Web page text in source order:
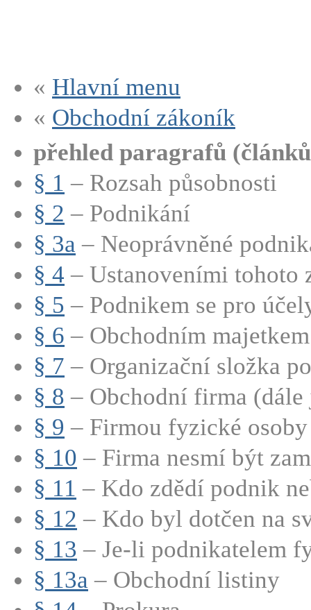
« Hlavní menu
« Obchodní zákoník
přehled paragrafů
§ 1 – Rozsah působnosti
§ 2 – Podnikání
§ 3a – Neoprávněné
§ 4 – Ustanoveními tohoto
§ 5 – Podnikem se pro
§ 6 – Obchodním
§ 7 – Organizační složka
§ 8 – Obchodní firma
§ 9 – Firmou fyzické
§ 10 – Firma nesmí být
§ 11 – Kdo zdědí podnik
§ 12 – Kdo byl dotčen na
§ 13 – Je-li podnikatelem
§ 13a – Obchodní listiny